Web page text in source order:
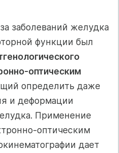
заболеваний желудка
функции был
оптическим
определить даже
и деформации
Применение
оптическим
дает